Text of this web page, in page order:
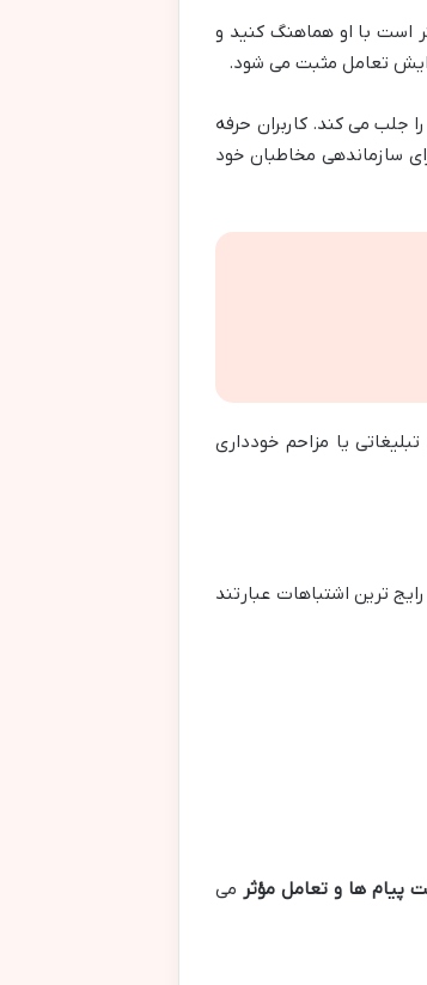
است با او هماهنگ کنید و
تعامل مثبت می شود.
جلب می کند. کاربران حرفه
سازماندهی مخاطبان خود
یا مزاحم خودداری
ترین اشتباهات عبارتند
پیام ها و تعامل مؤثر می